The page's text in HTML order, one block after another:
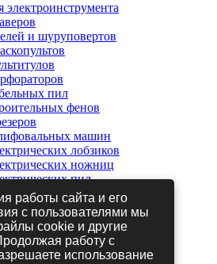
электроинструмента
и шуруповертов
пил
фенов
машин
лобзиков
ножниц
пил
рубанков
пневматические
работы сайта и его
с пользователями мы
cookie и другие
работу с
использование